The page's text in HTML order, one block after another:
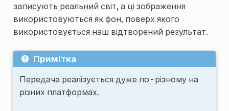
записують реальний світ, а ці зображення
використовуються як фон, поверх якого
використовується наш відтворений результат.
Примітка
Передача реалізується дуже по-різному на
різних платформах.